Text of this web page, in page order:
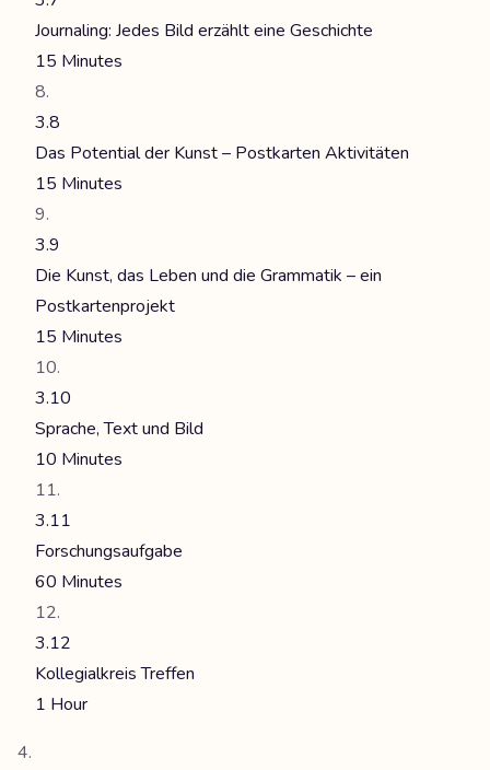
Journaling: Jedes Bild erzählt eine Geschichte
15 Minutes
3.8
Das Potential der Kunst – Postkarten Aktivitäten
15 Minutes
3.9
Die Kunst, das Leben und die Grammatik – ein
Postkartenprojekt
15 Minutes
3.10
Sprache, Text und Bild
10 Minutes
3.11
Forschungsaufgabe
60 Minutes
3.12
Kollegialkreis Treffen
1 Hour